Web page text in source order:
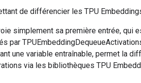
de différencier les TPU
simplement sa première entrée, qui
par
une variable entraînable, permet la
via les bibliothèques TPU